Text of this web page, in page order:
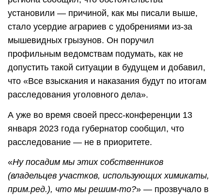
установили — причиной, как мы писали выше,
стало усердие аграриев с удобрениями из-за
мышевидных грызунов. Он поручил
профильным ведомствам подумать, как не
допустить такой ситуации в будущем и добавил,
что «Все взыскания и наказания будут по итогам
расследования уголовного дела».
А уже во время своей пресс-конференции 13
января 2023 года губернатор сообщил, что
расследование — не в приоритете.
«Ну посадим мы этих собственников
(владельцев участков, использующих химикаты,
прим.ред.), что мы решим-то?» — прозвучало в